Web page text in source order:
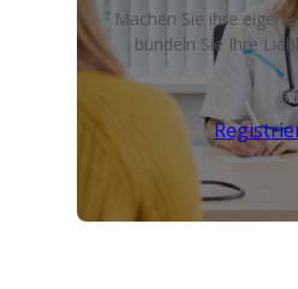
Machen Sie ihre
bündeln Sie Ihre